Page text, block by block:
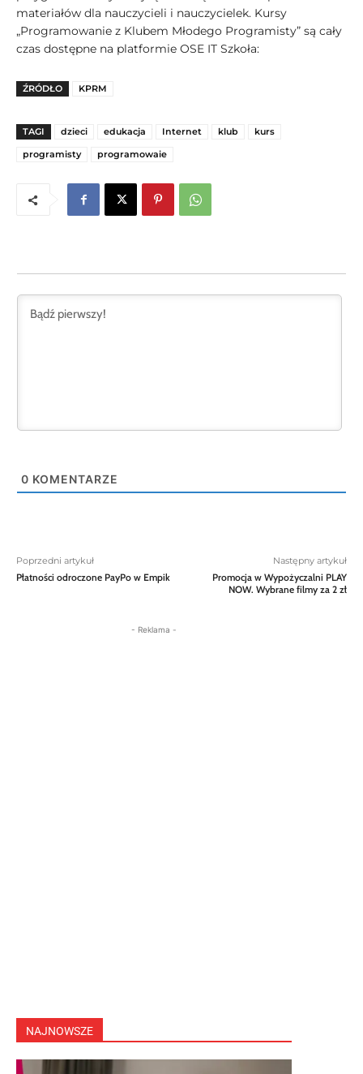
materiałów dla nauczycieli i nauczycielek. Kursy
„Programowanie z Klubem Młodego Programisty” są cały
czas dostępne na platformie OSE IT Szkoła:
ŹRÓDŁO KPRM
TAGI dzieci edukacja Internet klub
kurs
programisty
programowaie
0 KOMENTARZE
Poprzedni artykuł
Płatności odroczone PayPo w Empik
Następny artykuł
Promocja w Wypożyczalni PLAY
NOW. Wybrane filmy za 2 zł
- Reklama -
NAJNOWSZE